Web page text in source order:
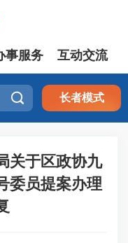
事服务 互动交流
 长者模式
关于区政协九
委员提案办理